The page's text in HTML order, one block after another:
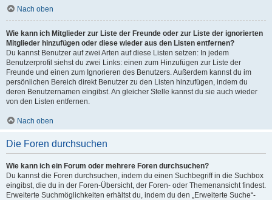
Nach oben
Wie kann ich Mitglieder zur Liste der Freunde oder zur Liste der ignorierten
Mitglieder hinzufügen oder diese wieder aus den Listen entfernen?
Du kannst Benutzer auf zwei Arten auf diese Listen setzen: In jedem
Benutzerprofil siehst du zwei Links: einen zum Hinzufügen zur Liste der
Freunde und einen zum Ignorieren des Benutzers. Außerdem kannst du im
persönlichen Bereich direkt Benutzer zu den Listen hinzufügen, indem du
deren Benutzernamen eingibst. An gleicher Stelle kannst du sie auch wieder
von den Listen entfernen.
Nach oben
Die Foren durchsuchen
Wie kann ich ein Forum oder mehrere Foren durchsuchen?
Du kannst die Foren durchsuchen, indem du einen Suchbegriff in die Suchbox
eingibst, die du in der Foren-Übersicht, der Foren- oder Themenansicht findest.
Erweiterte Suchmöglichkeiten erhältst du, indem du den „Erweiterte Suche“-